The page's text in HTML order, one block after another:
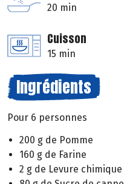
20 min
Cuisson
15 min
Ingrédients
Pour 6 personnes
200 g de Pomme
160 g de Farine
2 g de Levure chimique